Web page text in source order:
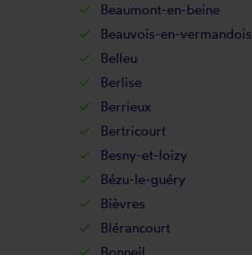
Beaumont-en-beine
Beauvois-en-vermandois
Belleu
Berlise
Berrieux
Bertricourt
Besny-et-loizy
Bézu-le-guéry
Bièvres
Blérancourt